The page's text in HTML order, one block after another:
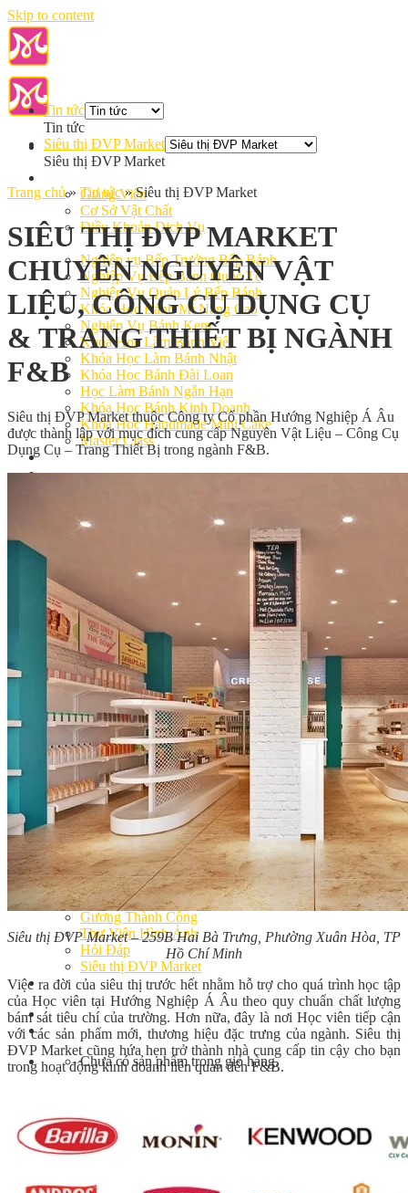
Skip to content
Giảng Viên
Cơ Sở Vật Chất
Điều Khoản Dịch Vụ
Học Làm Bánh
Nghiệp vụ Bếp Trưởng Bếp Bánh
Nghiệp Vụ Bếp Bánh Quốc Tế
Nghiệp Vụ Quản Lý Bếp Bánh
Khóa Học Bánh Mì Nâng Cao
Nghiệp Vụ Bánh Kem
Khóa Học Làm Bánh Việt
Khóa Học Làm Bánh Nhật
Khóa Học Bánh Đài Loan
Học Làm Bánh Ngắn Hạn
Khóa Học Bánh Kinh Doanh
Khóa Học Handmade Mini Cake
Master Class
Chuyên Đề
Khai Giảng
Công Thức
Cách Làm Bánh Kem
Cách Làm Bánh Trung Thu
Cách Làm Bánh Flan
Cách Làm Bánh Bao
Cách Làm Bánh Bông Lan
Cách Làm Bánh Su Kem
Cách làm bánh CupCake
Cách Làm Bánh Pizza
Cách làm bánh chay
Cách Làm Kẹo – Mứt
Video
Tin tức
Tin Tổng Hợp
Hướng Nghiệp Á Âu
Bếp Nhà Kate
Kinh Nghiệm Kinh Doanh
Cơ Hội Việc Làm
Kiến Thức – Kỹ Năng
Dụng Cụ Làm Bánh
Nguyên Liệu Làm Bánh
Gương Thành Công
Thư Viện Hình Ảnh
Hỏi Đáp
Siêu thị ĐVP Market
Việc Làm
Chưa có sản phẩm trong giỏ hàng.
Giỏ hàng
Tin tức
Tin tức
Siêu thị ĐVP Market
Siêu thị ĐVP Market
Trang chủ » Tin tức » Siêu thị ĐVP Market
SIÊU THỊ ĐVP MARKET
CHUYÊN NGUYÊN VẬT
LIỆU, CÔNG CỤ DỤNG CỤ
& TRANG THIẾT BỊ NGÀNH
F&B
Siêu thị ĐVP Market thuộc Công ty Cổ phần Hướng Nghiệp Á Âu
được thành lập với mục đích cung cấp Nguyên Vật Liệu – Công Cụ
Dụng Cụ – Trang Thiết Bị trong ngành F&B.
Siêu thị ĐVP Market – 259B Hai Bà Trưng, Phường Xuân Hòa, TP
Hồ Chí Minh
Việc ra đời của siêu thị trước hết nhằm hỗ trợ cho quá trình học tập
của Học viên tại Hướng Nghiệp Á Âu theo quy chuẩn chất lượng
bám sát tiêu chí của trường. Hơn nữa, đây là nơi Học viên tiếp cận
với các sản phẩm mới, thương hiệu đặc trưng của ngành. Siêu thị
ĐVP Market cũng hứa hẹn trở thành nhà cung cấp tin cậy cho bạn
trong hoạt động kinh doanh liên quan đến F&B.